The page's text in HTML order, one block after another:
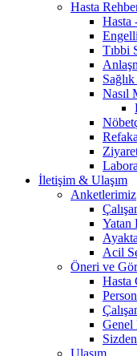
Hasta
Hasta
Tıbbi
Nasıl
İletişim & Ulaşım
Anketlerimiz
Yatan
Acil
Öneri ve
Hasta
Genel
Ulaşım